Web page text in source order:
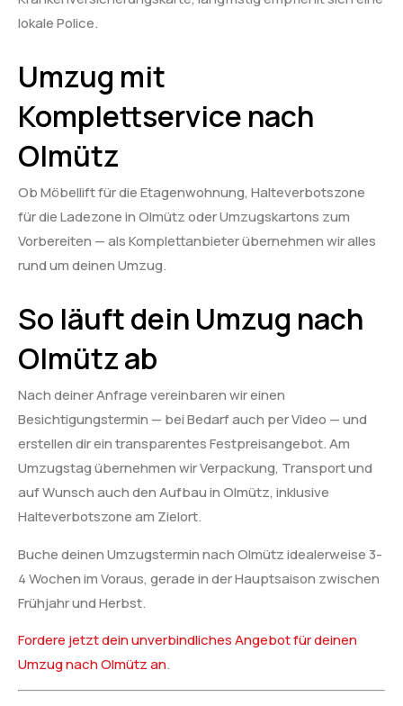
lokale Police.
Umzug mit
Komplettservice nach
Olmütz
Ob Möbellift für die Etagenwohnung, Halteverbotszone
für die Ladezone in Olmütz oder Umzugskartons zum
Vorbereiten — als Komplettanbieter übernehmen wir alles
rund um deinen Umzug.
So läuft dein Umzug nach
Olmütz ab
Nach deiner Anfrage vereinbaren wir einen
Besichtigungstermin — bei Bedarf auch per Video — und
erstellen dir ein transparentes Festpreisangebot. Am
Umzugstag übernehmen wir Verpackung, Transport und
auf Wunsch auch den Aufbau in Olmütz, inklusive
Halteverbotszone am Zielort.
Buche deinen Umzugstermin nach Olmütz idealerweise 3-
4 Wochen im Voraus, gerade in der Hauptsaison zwischen
Frühjahr und Herbst.
Fordere jetzt dein unverbindliches Angebot für deinen
Umzug nach Olmütz an.